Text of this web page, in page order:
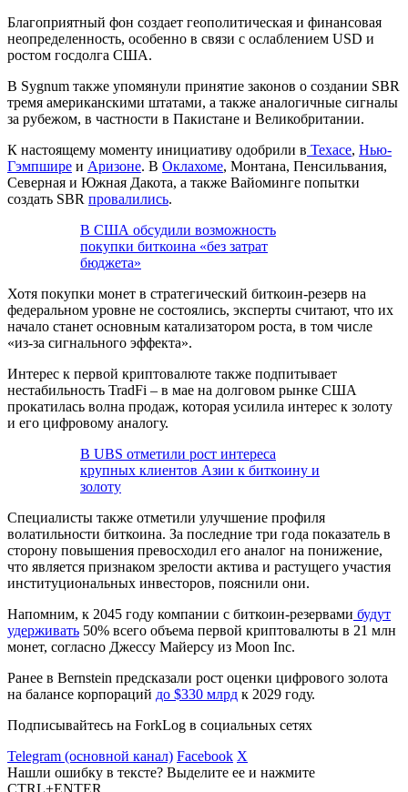
Благоприятный фон создает геополитическая и финансовая
неопределенность, особенно в связи с ослаблением USD и
ростом госдолга США.
В Sygnum также упомянули принятие законов о создании SBR
тремя американскими штатами, а также аналогичные сигналы
за рубежом, в частности в Пакистане и Великобритании.
К настоящему моменту инициативу одобрили в Техасе, Нью-
Гэмпшире и Аризоне. В Оклахоме, Монтана, Пенсильвания,
Северная и Южная Дакота, а также Вайоминге попытки
создать SBR провалились.
В США обсудили возможность
покупки биткоина «без затрат
бюджета»
Хотя покупки монет в стратегический биткоин-резерв на
федеральном уровне не состоялись, эксперты считают, что их
начало станет основным катализатором роста, в том числе
«из-за сигнального эффекта».
Интерес к первой криптовалюте также подпитывает
нестабильность TradFi – в мае на долговом рынке США
прокатилась волна продаж, которая усилила интерес к золоту
и его цифровому аналогу.
В UBS отметили рост интереса
крупных клиентов Азии к биткоину и
золоту
Специалисты также отметили улучшение профиля
волатильности биткоина. За последние три года показатель в
сторону повышения превосходил его аналог на понижение,
что является признаком зрелости актива и растущего участия
институциональных инвесторов, пояснили они.
Напомним, к 2045 году компании с биткоин-резервами будут
удерживать 50% всего объема первой криптовалюты в 21 млн
монет, согласно Джессу Майерсу из Moon Inc.
Ранее в Bernstein предсказали рост оценки цифрового золота
на балансе корпораций до $330 млрд к 2029 году.
Подписывайтесь на ForkLog в социальных сетях
Telegram (основной канал) Facebook X
Нашли ошибку в тексте? Выделите ее и нажмите
CTRL+ENTER